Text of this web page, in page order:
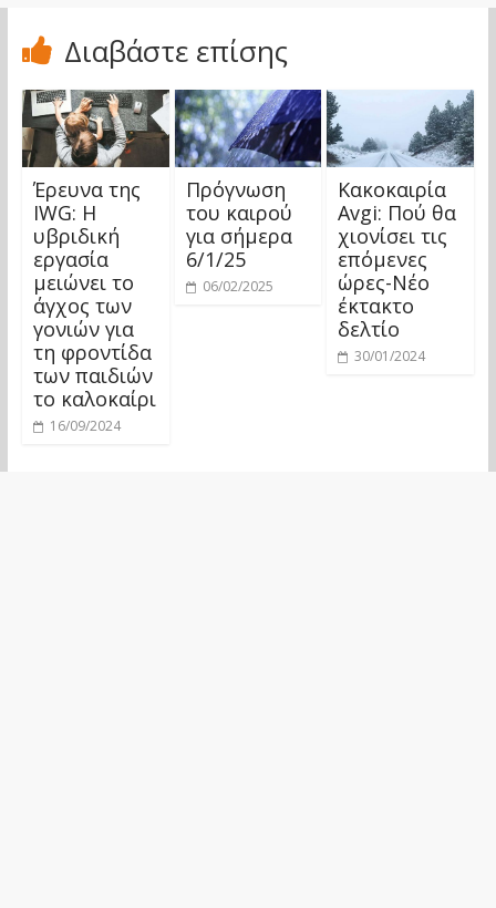
Διαβάστε επίσης
Έρευνα της
IWG: Η
υβριδική
εργασία
μειώνει το
άγχος των
γονιών για
τη φροντίδα
των παιδιών
το καλοκαίρι
16/09/2024
Πρόγνωση
του καιρού
για σήμερα
6/1/25
06/02/2025
Kακοκαιρία
Avgi: Πού θα
χιονίσει τις
επόμενες
ώρες-Νέο
έκτακτο
δελτίο
30/01/2024